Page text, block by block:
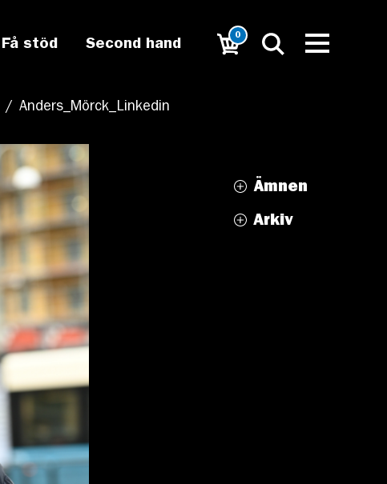
Få stöd Second hand
0
/ Anders_Mörck_Linkedin
Ämnen
Arkiv